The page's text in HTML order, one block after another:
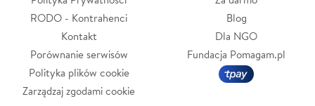
RODO - Kontrahenci
Kontakt
Porównanie serwisów
Polityka plików cookie
Zarządzaj zgodami cookie
Blog
Dla NGO
Fundacja Pomagam.pl